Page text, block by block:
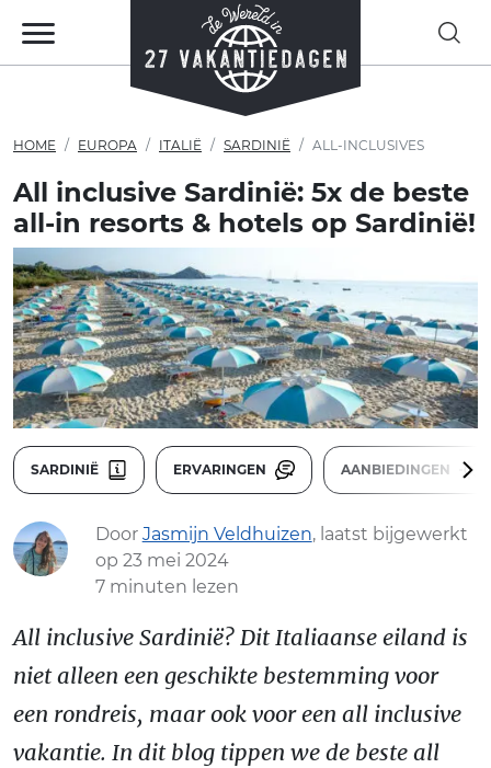
HOME EUROPA ITALIË SARDINIË ALL-INCLUSIVES
All inclusive Sardinië: 5x de beste
all-in resorts & hotels op Sardinië!
SARDINIË ERVARINGEN AANBIEDINGEN
Door Jasmijn Veldhuizen, laatst bijgewerkt
op 23 mei 2024
7 minuten lezen
All inclusive Sardinië? Dit Italiaanse eiland is
niet alleen een geschikte bestemming voor
een rondreis, maar ook voor een all inclusive
vakantie. In dit blog tippen we de beste all